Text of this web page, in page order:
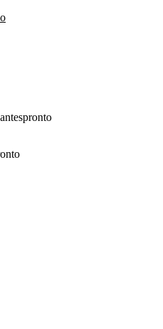
pronto